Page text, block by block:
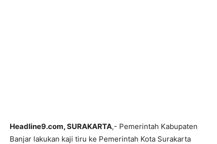
Headline9.com, SURAKARTA,- Pemerintah Kabupaten
Banjar lakukan kaji tiru ke Pemerintah Kota Surakarta